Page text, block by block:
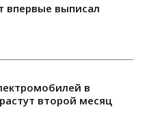
впервые выписал
в
второй месяц